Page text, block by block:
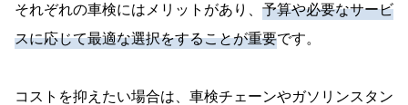
それぞれの車検にはメリットがあり、 予算や必要なサービ
スに応じて最適な選択をすることが重要です。
コストを抑えたい場合は、車検チェーンやガソリンスタン